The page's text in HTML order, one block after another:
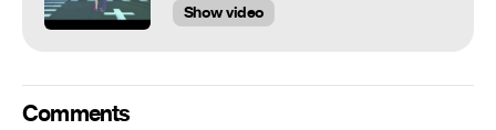
Show video
Comments